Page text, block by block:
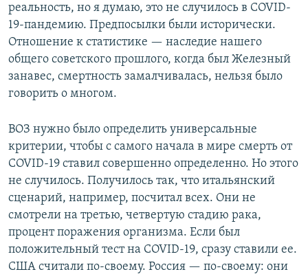
реальность, но я думаю, это не случилось в COVID-
19-пандемию. Предпосылки были исторически.
Отношение к статистике — наследие нашего
общего советского прошлого, когда был Железный
занавес, смертность замалчивалась, нельзя было
говорить о многом.
ВОЗ нужно было определить универсальные
критерии, чтобы с самого начала в мире смерть от
COVID-19 ставил совершенно определенно. Но этого
не случилось. Получилось так, что итальянский
сценарий, например, посчитал всех. Они не
смотрели на третью, четвертую стадию рака,
процент поражения организма. Если был
положительный тест на COVID-19, сразу ставили ее.
США считали по-своему. Россия — по-своему: они